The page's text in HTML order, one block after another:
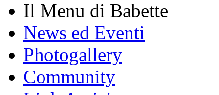
Il Menu di Babette
News ed Eventi
Photogallery
Community